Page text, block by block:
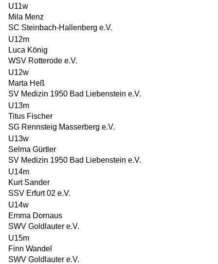
U11w
Mila Menz
SC Steinbach-Hallenberg e.V.
U12m
Luca König
WSV Rotterode e.V.
U12w
Marta Heß
SV Medizin 1950 Bad Liebenstein e.V.
U13m
Titus Fischer
SG Rennsteig Masserberg e.V.
U13w
Selma Gürtler
SV Medizin 1950 Bad Liebenstein e.V.
U14m
Kurt Sander
SSV Erfurt 02 e.V.
U14w
Emma Dornaus
SWV Goldlauter e.V.
U15m
Finn Wandel
SWV Goldlauter e.V.